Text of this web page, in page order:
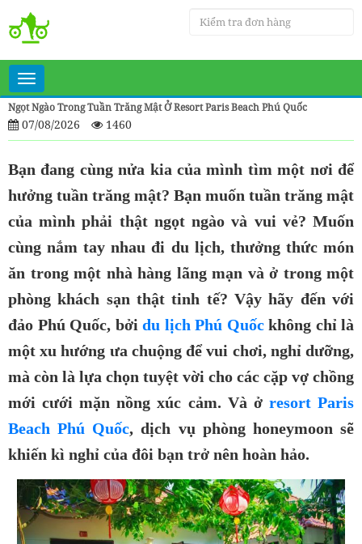
Toggle
navigation
Ngọt Ngào Trong Tuần Trăng Mật Ở Resort Paris Beach Phú Quốc
07/08/2026 1460
Bạn đang cùng nửa kia của mình tìm một nơi để
hưởng tuần trăng mật? Bạn muốn tuần trăng mật
của mình phải thật ngọt ngào và vui vẻ? Muốn
cùng nắm tay nhau đi du lịch, thưởng thức món
ăn trong một nhà hàng lãng mạn và ở trong một
phòng khách sạn thật tinh tế? Vậy hãy đến với
đảo Phú Quốc, bởi du lịch Phú Quốckhông chỉ là
một xu hướng ưa chuộng để vui chơi, nghỉ dưỡng,
mà còn là lựa chọn tuyệt vời cho các cặp vợ chồng
mới cưới mặn nồng xúc cảm. Và ở resort Paris
Beach Phú Quốc, dịch vụ phòng honeymoon sẽ
khiến kì nghỉ của đôi bạn trở nên hoàn hảo.